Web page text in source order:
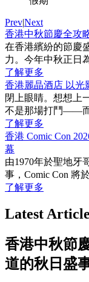
Prev|Next
香港中秋節慶全攻
在香港繽紛的節慶
力。今年中秋正日
了解更多
香港麗晶酒店 以光
閉上眼睛。想想上
不是那場打鬥——
了解更多
香港 Comic Con
幕
由1970年於聖地牙
事，Comic Con 將
了解更多
Latest
香港中秋節
道的秋日盛